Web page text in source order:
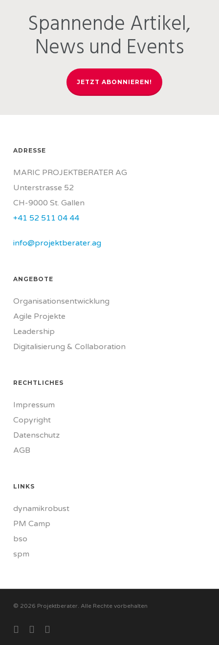
Spannende Artikel,
News und Events
JETZT ABONNIEREN!
ADRESSE
MARIC PROJEKTBERATER AG
Unterstrasse 52
CH-9000 St. Gallen
+41 52 511 04 44
info@projektberater.ag
ANGEBOTE
Organisationsentwicklung
Agile Projekte
Leadership
Digitalisierung & Collaboration
RECHTLICHES
Impressum
Copyright
Datenschutz
AGB
LINKS
dynamikrobust
PM Camp
bso
spm
© 2026 Projektberater. Alle Rechte vorbehalten
twitterlinkedinRSS